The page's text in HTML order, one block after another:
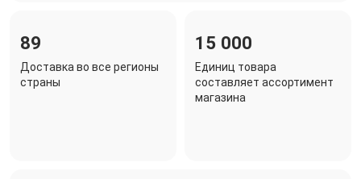
89
Доставка во все регионы
страны
15 000
Единиц товара
составляет ассортимент
магазина